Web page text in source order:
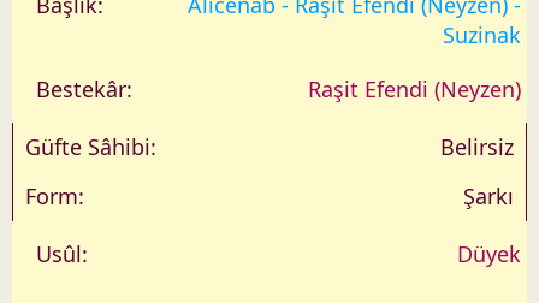
Suzinak
Raşit Efendi (Neyzen)
Belirsiz
Şarkı
Düyek